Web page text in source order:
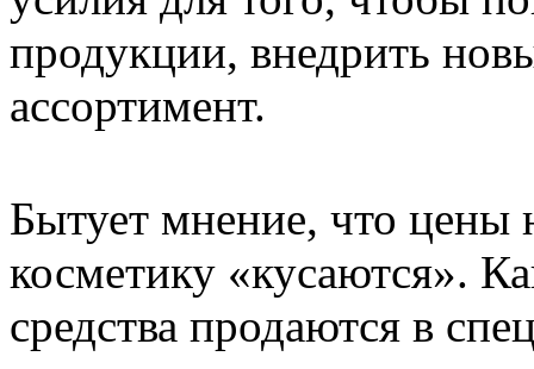
продукции, внедрить
ассортимент.
Бытует мнение, что цены
косметику «кусаются».
средства продаются в